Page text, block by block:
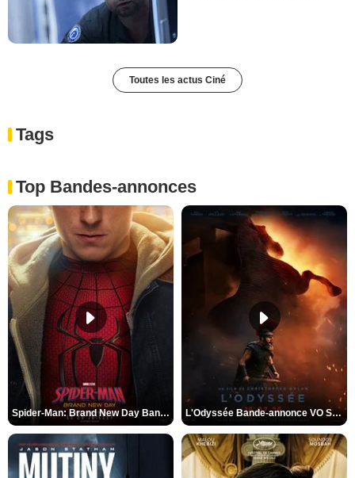
Toutes les actus Ciné
Tags
Top Bandes-annonces
Spider-Man: Brand New Day Bande-annonce VO STFR L'Odyssée Bande-annonce VO STFR